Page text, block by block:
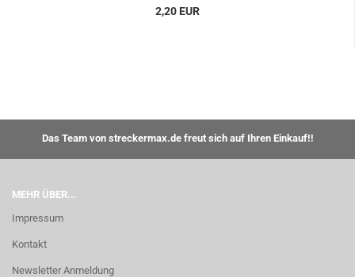
2,20 EUR
Das Team von streckermax.de freut sich auf Ihren Einkauf!!
MEHR ÜBER...
Impressum
Kontakt
Newsletter Anmeldung